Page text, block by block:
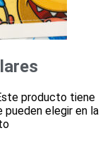
producto tiene
pueden elegir en la